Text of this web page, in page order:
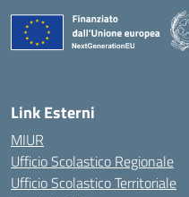
Link Esterni
MIUR
Ufficio Scolastico Regionale
Ufficio Scolastico Territoriale